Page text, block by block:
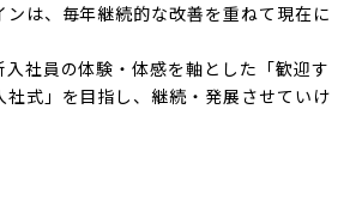
は、毎年継続的な改善を重ねて現在に
社員の体験・体感を軸とした「歓迎す
社式」を目指し、継続・発展させていけ